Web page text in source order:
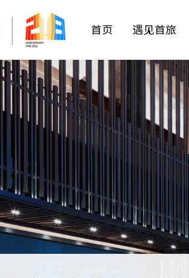
首页 遇见首旅
董事长致辞 组织结构
中国服务学院 中国服务
住宿 文娱 出
王府井 首旅酒店
群团工作 首旅党校
社会责任 人才招聘